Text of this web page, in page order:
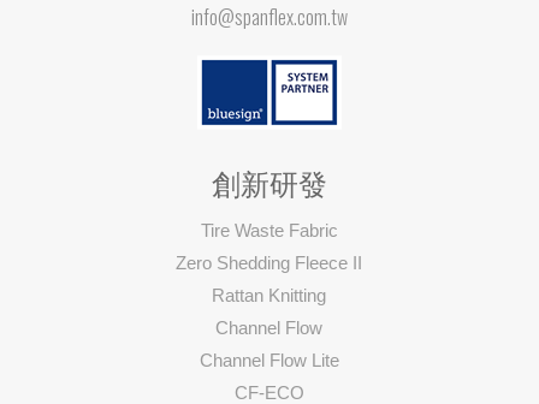
info@spanflex.com.tw
創新研發
Tire Waste Fabric
Zero Shedding Fleece II
Rattan Knitting
Channel Flow
Channel Flow Lite
CF-ECO